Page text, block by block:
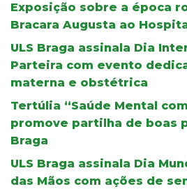
Exposição sobre a época
Bracara Augusta ao
ULS Braga assinala Dia
Parteira com evento
materna e obstétrica
Tertúlia “Saúde Mental
promove partilha de boas
Braga
ULS Braga assinala Dia
das Mãos com ações de